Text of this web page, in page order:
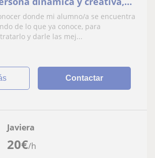
que el aprendizaje sea
al máximo las
alumno/a. Puedo dar
donde mi alumno/a se encuentra
de lo que ya conoce, para
y darle las mej...
Contactar
20€/h
Javiera